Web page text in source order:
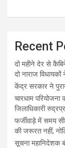
Recent
दो महीने देर से
दो नाराज विधायकों
केंद्र सरकार ने
चारधाम
जिलाधिकारी
फर्जीवाड़े में समय
की जरूरत नहीं,
सूचना महानिदेशक